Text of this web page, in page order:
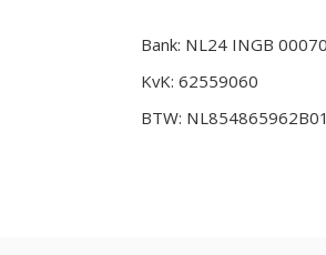
Bank: NL24 INGB
KvK: 62559060
BTW: NL854865962B01